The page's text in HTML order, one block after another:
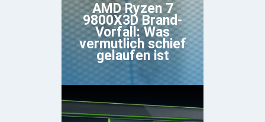
AMD Ryzen 7
9800X3D Brand-
Vorfall: Was
vermutlich schief
gelaufen ist